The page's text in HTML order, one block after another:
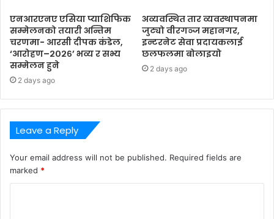
एनआरएनए एसिया प्याशिफिक
सम्मेलनको तयारी अन्तिम
चरणमा- आरसी दीपक कंडेल,
‘आरोहण–२०२६’ भव्य र सभ्य
सम्मेलन हुने
2 days ago
अव्यवस्थित तार व्यवस्थापनमा
जुट्यो वीरगञ्ज महानगर,
इन्टरनेट सेवा प्रदायकलाई
छलफलमा बोलाइयो
2 days ago
Leave a Reply
Your email address will not be published. Required fields are
marked *